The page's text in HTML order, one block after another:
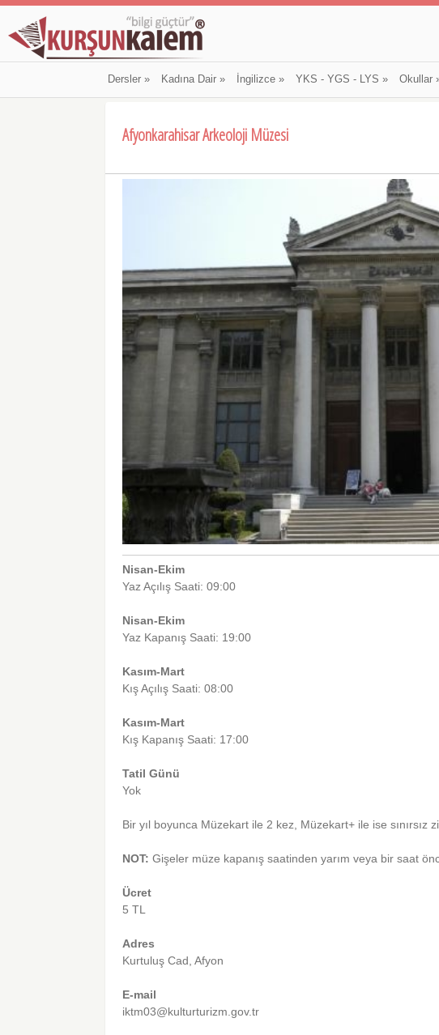
Dersler» Kadına Dair» İngilizce» YKS - YGS - LYS » Okullar
Afyonkarahisar Arkeoloji Müzesi
Nisan-Ekim
Yaz Açılış Saati: 09:00
Nisan-Ekim
Yaz Kapanış Saati: 19:00
Kasım-Mart
Kış Açılış Saati: 08:00
Kasım-Mart
Kış Kapanış Saati: 17:00
Tatil Günü
Yok
Bir yıl boyunca Müzekart ile 2 kez, Müzekart+ ile ise sınırsız
NOT: Gişeler müze kapanış saatinden yarım veya bir saat
Ücret
5 TL
Adres
Kurtuluş Cad, Afyon
E-mail
iktm03@kulturturizm.gov.tr